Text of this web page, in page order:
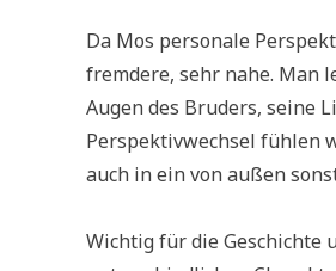
Da Mos personale
fremdere, sehr nahe. Man
Augen des Bruders, seine
Perspektivwechsel fühlen
auch in ein von außen
Wichtig für die Geschichte